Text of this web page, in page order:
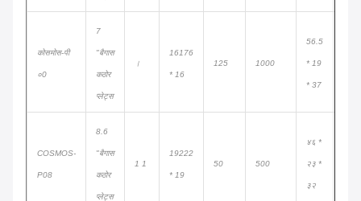
कोसमोस-पी
०0
7
"बैगास
कठोर
प्लेट्स
।
16176
* 16
125 1000
56.5
* 19
* 37
COSMOS-
P08
8.6
"बैगास
कठोर
प्लेट्स
1 1
19222
* 19
50 500
४६ *
२३ *
३२